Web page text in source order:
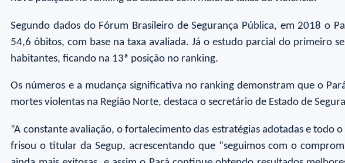
Segundo dados do Fórum Brasileiro de Segurança Pública, em 2018 o
54,6 óbitos, com base na taxa avaliada. Já o estudo parcial do primeiro
habitantes, ficando na 13ª posição no ranking.
Os números e a mudança significativa no ranking demonstram que o
mortes violentas na Região Norte, destaca o secretário de Estado de
“A constante avaliação, o fortalecimento das estratégias adotadas e todo
frisou o titular da Segup, acrescentando que “seguimos com o